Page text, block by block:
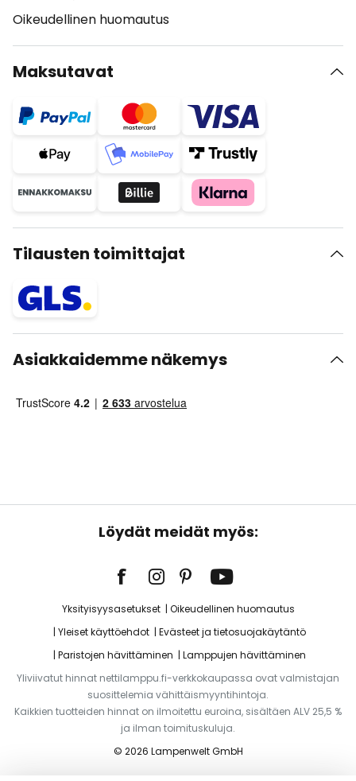
Oikeudellinen huomautus
Maksutavat
Tilausten toimittajat
Asiakkaidemme näkemys
Löydät meidät myös:
Yksityisyysasetukset
Oikeudellinen huomautus
Yleiset käyttöehdot
Evästeet ja tietosuojakäytäntö
Paristojen hävittäminen
Lamppujen hävittäminen
Yliviivatut hinnat nettilamppu.fi-verkkokaupassa ovat valmistajan
suosittelemia vähittäismyyntihintoja.
Kaikkien tuotteiden hinnat on ilmoitettu euroina, sisältäen ALV 25,5 %
ja ilman toimituskuluja.
© 2026 Lampenwelt GmbH